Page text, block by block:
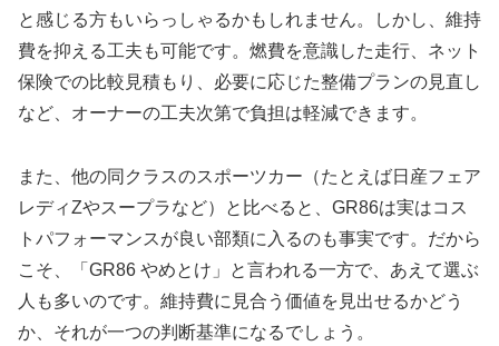
と感じる方もいらっしゃるかもしれません。しかし、維持
費を抑える工夫も可能です。燃費を意識した走行、ネット
保険での比較見積もり、必要に応じた整備プランの見直し
など、オーナーの工夫次第で負担は軽減できます。
また、他の同クラスのスポーツカー（たとえば日産フェア
レディZやスープラなど）と比べると、GR86は実はコス
トパフォーマンスが良い部類に入るのも事実です。だから
こそ、「GR86 やめとけ」と言われる一方で、あえて選ぶ
人も多いのです。維持費に見合う価値を見出せるかどう
か、それが一つの判断基準になるでしょう。